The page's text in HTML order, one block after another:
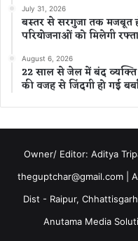
July 31, 2026
बस्तर से सरगुजा तक मजबूत
परियोजनाओं को मिलेगी
August 6, 2026
22 साल से जेल में बंद व्यक्ति
की वजह से जिंदगी हो गई
Owner/ Editor: Aditya
theguptchar@gmail.com |
Dist - Raipur,
Anutama Media